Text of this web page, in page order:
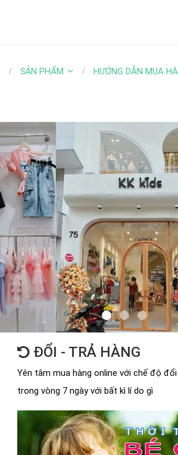
SẢN PHẨM HƯỚNG DẪN MUA
ĐỔI - TRẢ HÀNG
Yên tâm mua hàng online với chế độ
trong vòng 7 ngày với bất kì lí do gì